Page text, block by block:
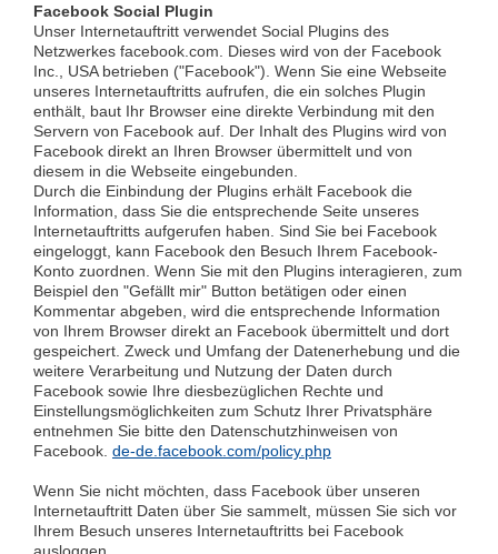
Facebook Social Plugin
Unser Internetauftritt verwendet Social Plugins des
Netzwerkes facebook.com. Dieses wird von der Facebook
Inc., USA betrieben ("Facebook"). Wenn Sie eine Webseite
unseres Internetauftritts aufrufen, die ein solches Plugin
enthält, baut Ihr Browser eine direkte Verbindung mit den
Servern von Facebook auf. Der Inhalt des Plugins wird von
Facebook direkt an Ihren Browser übermittelt und von
diesem in die Webseite eingebunden.
Durch die Einbindung der Plugins erhält Facebook die
Information, dass Sie die entsprechende Seite unseres
Internetauftritts aufgerufen haben. Sind Sie bei Facebook
eingeloggt, kann Facebook den Besuch Ihrem Facebook-
Konto zuordnen. Wenn Sie mit den Plugins interagieren, zum
Beispiel den "Gefällt mir" Button betätigen oder einen
Kommentar abgeben, wird die entsprechende Information
von Ihrem Browser direkt an Facebook übermittelt und dort
gespeichert. Zweck und Umfang der Datenerhebung und die
weitere Verarbeitung und Nutzung der Daten durch
Facebook sowie Ihre diesbezüglichen Rechte und
Einstellungsmöglichkeiten zum Schutz Ihrer Privatsphäre
entnehmen Sie bitte den Datenschutzhinweisen von
Facebook. de-de.facebook.com/policy.php
Wenn Sie nicht möchten, dass Facebook über unseren
Internetauftritt Daten über Sie sammelt, müssen Sie sich vor
Ihrem Besuch unseres Internetauftritts bei Facebook